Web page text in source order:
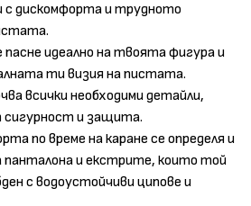
с дискомфорта и трудното
идеално на твоята фигура и
ти визия на пистата.
всички необходими детайли,
и защита.
по време на каране се определя и
и екстрите, които той
с водоустойчиви ципове и